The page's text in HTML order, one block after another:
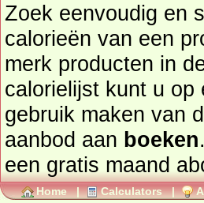
Zoek eenvoudig en
calorieën van een
merk producten in
calorielijst kunt u op
gebruik maken van
aanbod aan boeken
een gratis maand
Home | Calculators |